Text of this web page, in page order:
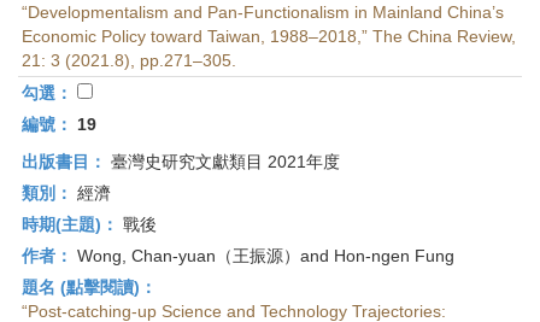
“Developmentalism and Pan-Functionalism in Mainland China’s
Economic Policy toward Taiwan, 1988–2018,” The China Review,
21: 3 (2021.8), pp.271–305.
勾選：
編號：
19
出版書目： 臺灣史研究文獻類目 2021年度
類別： 經濟
時期(主題)： 戰後
作者： Wong, Chan-yuan（王振源）and Hon-ngen Fung
題名 (點擊閱讀)：
“Post-catching-up Science and Technology Trajectories: